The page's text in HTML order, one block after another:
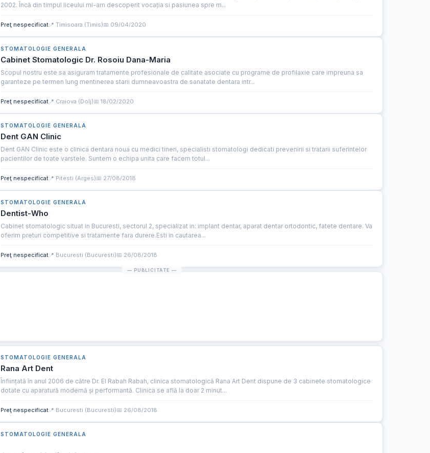
2002. Încă din timpul liceului mi-am descoperit vocația si pasiunea spre m...
Preţ nespecificat📍 Timisoara (Timis)📅 09/04/2020
STOMATOLOGIE GENERALA
Cabinet Stomatologic Dr. Rosoiu Dana-Maria
Scopul nostru este sa asiguram tratamente profesionale de calitate asociate cu programe de profilaxie care impreuna sa
garanteze pe termen lung mentinerea starii dumneavoastra de sanatate dentara intr...
Preţ nespecificat📍 Craiova (Dolj)📅 18/02/2020
STOMATOLOGIE GENERALA
Dent GAN Clinic
Dent GAN Clinic este o clinica dentara noua cu medici tineri, specialisti stomatologi dedicati prevenirii si tratarii suferintelor
pacientilor de toate varstele. Suntem o echipa unita care facem totul...
Preţ nespecificat📍 Pitesti (Arges)📅 27/08/2018
STOMATOLOGIE GENERALA
Dentist-Who
Cabinet stomatologic situat in Bucuresti, sectorul 2, specializat in: implant dentar, aparat dentar ortodontic, fatete dentare. Va
oferim preturi competitive si tratamente fara durere.Esti in cautarea...
Preţ nespecificat📍 Bucuresti (Bucuresti)📅 26/08/2018
STOMATOLOGIE GENERALA
Rana Art Dent
Înființată în anul 2006 de către Dr. El Rabah Rabah, clinica stomatologică Rana Art Dent dispune de 3 cabinete stomatologice
dotate cu aparatură modernă și performantă. Clinica se află la doar 2 minut...
Preţ nespecificat📍 Bucuresti (Bucuresti)📅 26/08/2018
STOMATOLOGIE GENERALA